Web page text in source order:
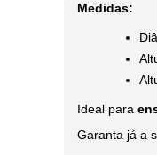
Medidas:
Ideal para
Garanta já a